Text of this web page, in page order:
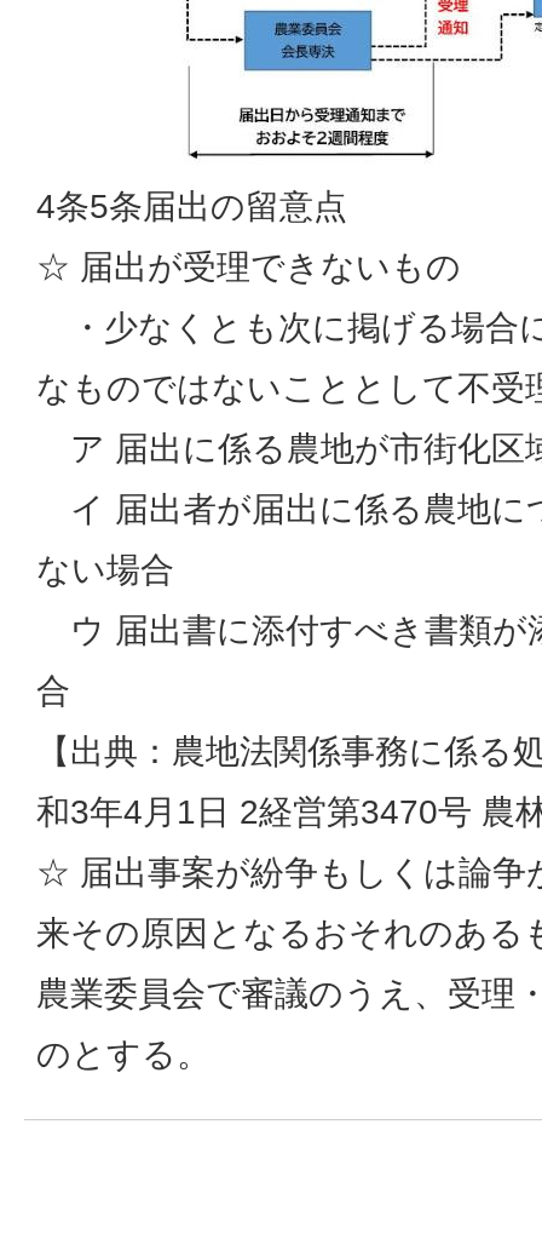
4条5条届出の留意点
☆ 届出が受理できないもの
・少なくとも次に掲げる場合
なものではないこととして不受
ア 届出に係る農地が市街化
イ 届出者が届出に係る農地に
ない場合
ウ 届出書に添付すべき書類が
合
【出典：農地法関係事務に係る
和3年4月1日 2経営第3470号 農
☆ 届出事案が紛争もしくは論争
来その原因となるおそれのある
農業委員会で審議のうえ、受理
のとする。